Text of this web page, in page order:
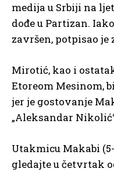
medija u Srbiji na
dođe u Partizan.
završen, potpisao je
Mirotić, kao i
Etoreom Mesinom,
jer je gostovanje
„Aleksandar
Utakmicu Makabi
gledajte u četvrtak